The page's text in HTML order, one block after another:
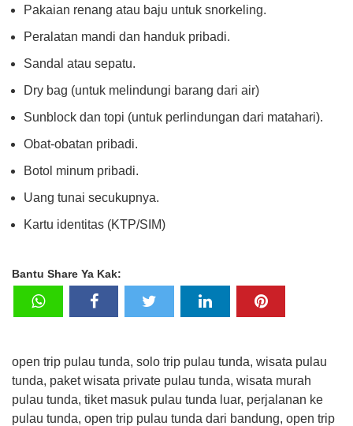
Pakaian renang atau baju untuk snorkeling.
Peralatan mandi dan handuk pribadi.
Sandal atau sepatu.
Dry bag (untuk melindungi barang dari air)
Sunblock dan topi (untuk perlindungan dari matahari).
Obat-obatan pribadi.
Botol minum pribadi.
Uang tunai secukupnya.
Kartu identitas (KTP/SIM)
Bantu Share Ya Kak:
open trip pulau tunda, solo trip pulau tunda, wisata pulau
tunda, paket wisata private pulau tunda, wisata murah
pulau tunda, tiket masuk pulau tunda luar, perjalanan ke
pulau tunda, open trip pulau tunda dari bandung, open trip